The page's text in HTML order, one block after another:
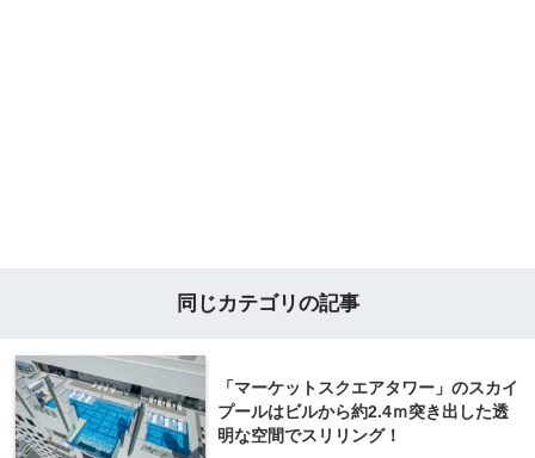
同じカテゴリの記事
「マーケットスクエアタワー」のスカイ
プールはビルから約2.4ｍ突き出した透
明な空間でスリリング！